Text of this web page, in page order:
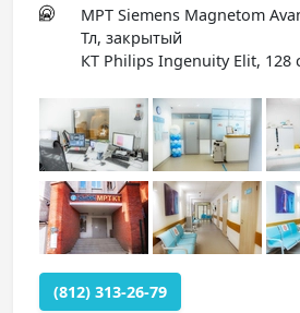
МРТ Siemens Magnetom
Тл, закрытый
КТ Philips Ingenuity Elit, 128
(812) 313-26-79